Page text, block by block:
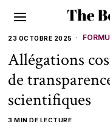
23 OCTOBRE 2025
Allégations
de
scientifiques
3 MIN DE LECTURE